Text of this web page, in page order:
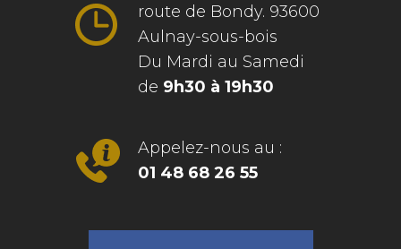
route de Bondy. 93600
Aulnay-sous-bois
Du Mardi au Samedi
de 9h30 à 19h30
Appelez-nous au :
01 48 68 26 55